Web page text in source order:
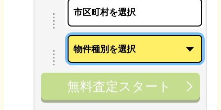
無料査定スタート